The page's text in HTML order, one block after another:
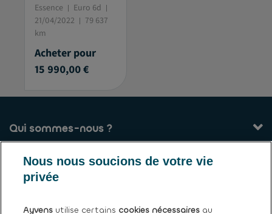
Essence
Euro 6d
21/04/2022
79 637
km
Acheter pour
15 990,00 €
Qui sommes-nous ?
Nos services
Nous nous soucions de votre vie
privée
Ayvens utilise certains cookies nécessaires au